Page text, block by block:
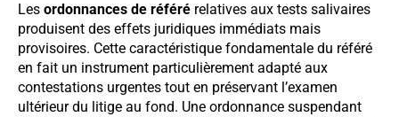
Les ordonnances de référé relatives aux tests salivaires
produisent des effets juridiques immédiats mais
provisoires. Cette caractéristique fondamentale du référé
en fait un instrument particulièrement adapté aux
contestations urgentes tout en préservant l’examen
ultérieur du litige au fond. Une ordonnance suspendant